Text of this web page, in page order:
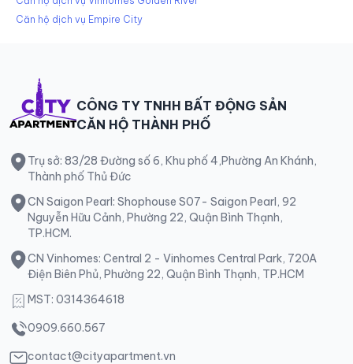
Căn hộ dịch vụ Empire City
CÔNG TY TNHH BẤT ĐỘNG SẢN
CĂN HỘ THÀNH PHỐ
Trụ sở: 83/28 Đường số 6, Khu phố 4,Phường An Khánh,
Thành phố Thủ Đức
CN Saigon Pearl: Shophouse S07- Saigon Pearl, 92
Nguyễn Hữu Cảnh, Phường 22, Quận Bình Thạnh,
TP.HCM.
CN Vinhomes: Central 2 - Vinhomes Central Park, 720A
Điện Biên Phủ, Phường 22, Quận Bình Thạnh, TP.HCM
MST: 0314364618
0909.660.567
contact@cityapartment.vn